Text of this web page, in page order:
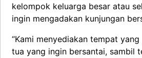
kelompok keluarga besar atau
ingin mengadakan kunjungan
“Kami menyediakan tempat
tua yang ingin bersantai, sambil